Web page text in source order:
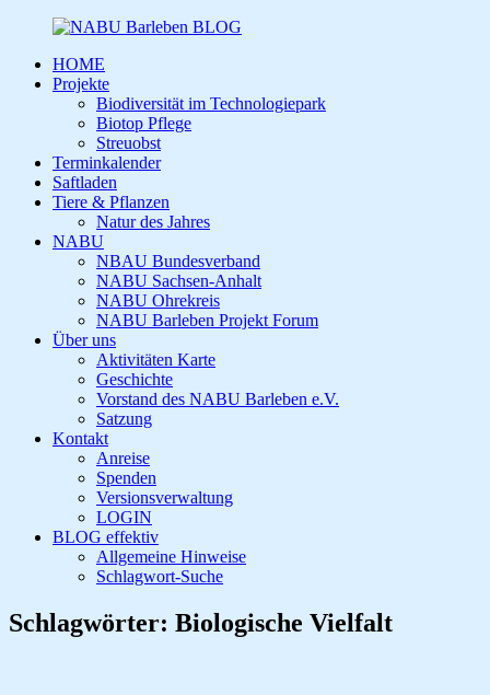
HOME
Projekte
Biodiversität im Technologiepark
Biotop Pflege
Streuobst
Terminkalender
Saftladen
Tiere & Pflanzen
Natur des Jahres
NABU
NBAU Bundesverband
NABU Sachsen-Anhalt
NABU Ohrekreis
NABU Barleben Projekt Forum
Über uns
Aktivitäten Karte
Geschichte
Vorstand des NABU Barleben e.V.
Satzung
Kontakt
Anreise
Spenden
Versionsverwaltung
LOGIN
BLOG effektiv
Allgemeine Hinweise
Schlagwort-Suche
Schlagwörter: Biologische Vielfalt